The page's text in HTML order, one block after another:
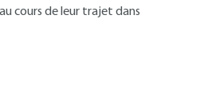
cours de leur trajet dans